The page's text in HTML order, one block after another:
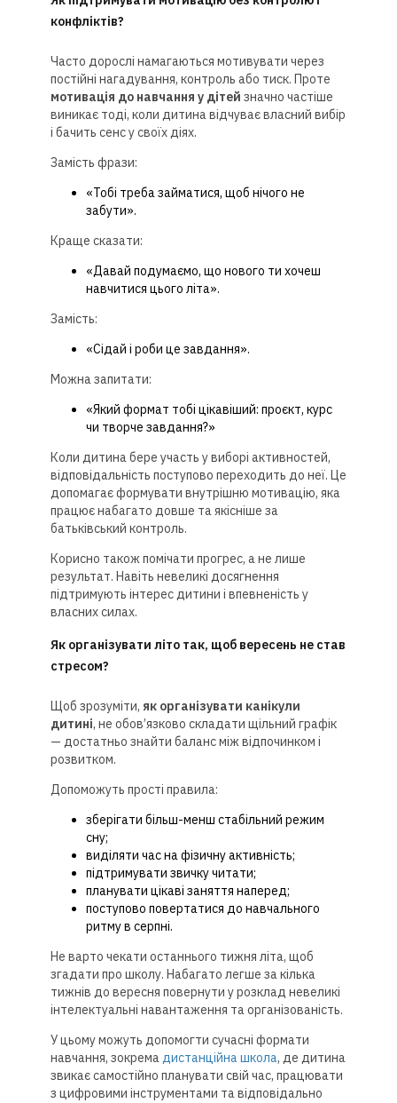
конфліктів?
Часто дорослі намагаються мотивувати через
постійні нагадування, контроль або тиск. Проте
мотивація до навчання у дітей значно частіше
виникає тоді, коли дитина відчуває власний вибір
і бачить сенс у своїх діях.
Замість фрази:
«Тобі треба займатися, щоб нічого не
забути».
Краще сказати:
«Давай подумаємо, що нового ти хочеш
навчитися цього літа».
Замість:
«Сідай і роби це завдання».
Можна запитати:
«Який формат тобі цікавіший: проєкт, курс
чи творче завдання?»
Коли дитина бере участь у виборі активностей,
відповідальність поступово переходить до неї. Це
допомагає формувати внутрішню мотивацію, яка
працює набагато довше та якісніше за
батьківський контроль.
Корисно також помічати прогрес, а не лише
результат. Навіть невеликі досягнення
підтримують інтерес дитини і впевненість у
власних силах.
Як організувати літо так, щоб вересень не став
стресом?
Щоб зрозуміти, як організувати канікули
дитині, не обов’язково складати щільний графік
— достатньо знайти баланс між відпочинком і
розвитком.
Допоможуть прості правила:
зберігати більш-менш стабільний режим
сну;
виділяти час на фізичну активність;
підтримувати звичку читати;
планувати цікаві заняття наперед;
поступово повертатися до навчального
ритму в серпні.
Не варто чекати останнього тижня літа, щоб
згадати про школу. Набагато легше за кілька
тижнів до вересня повернути у розклад невеликі
інтелектуальні навантаження та організованість.
У цьому можуть допомогти сучасні формати
навчання, зокремадистанційна школа, де дитина
звикає самостійно планувати свій час, працювати
з цифровими інструментами та відповідально